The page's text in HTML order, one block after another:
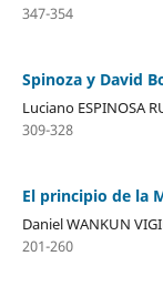
347-354
Spinoza y David
Luciano ESPINOSA
309-328
El principio de la
Daniel WANKUN
201-260